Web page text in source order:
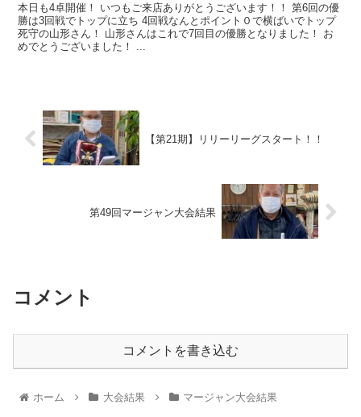
本日も4卓開催！ いつもご来店ありがとうございます！！ 第6回の優
勝は3回戦でトップに立ち 4回戦なんとポイント０で横ばいでトップ
死守の山形さん！ 山形さんはこれで7回目の優勝となりました！ お
めでとうございました！ ...
【第21期】リリーリーグスタート！！
第49回マージャン大会結果
コメント
コメントを書き込む
ホーム 大会結果 マージャン大会結果